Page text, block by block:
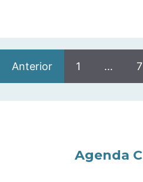
Anterior 1 … 7
Agenda